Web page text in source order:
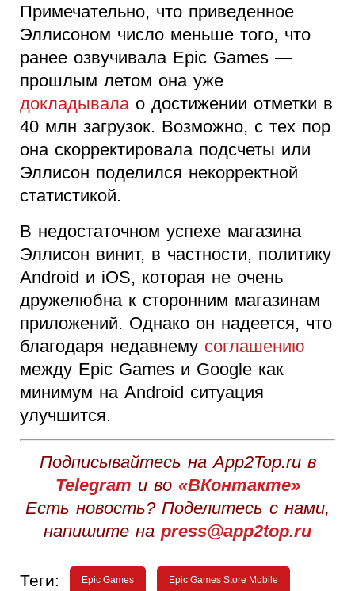
Примечательно, что приведенное
Эллисоном число меньше того, что
ранее озвучивала Epic Games —
прошлым летом она уже
докладывала о достижении отметки в
40 млн загрузок. Возможно, с тех пор
она скорректировала подсчеты или
Эллисон поделился некорректной
статистикой.
В недостаточном успехе магазина
Эллисон винит, в частности, политику
Android и iOS, которая не очень
дружелюбна к сторонним магазинам
приложений. Однако он надеется, что
благодаря недавнему соглашению
между Epic Games и Google как
минимум на Android ситуация
улучшится.
Подписывайтесь на App2Top.ru в
Telegram и во «ВКонтакте»
Есть новость? Поделитесь с нами,
напишите на press@app2top.ru
Теги: Epic Games Epic Games Store Mobile